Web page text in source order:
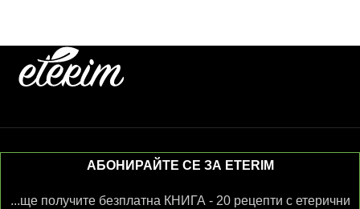
АБОНИРАЙТЕ СЕ ЗА ETERIM
...ще получите безплатна КНИГА - 20 рецепти с етерични